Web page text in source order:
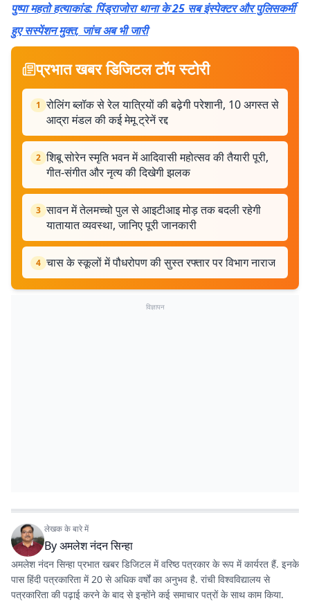
पुष्पा महतो हत्याकांड: पिंड्राजोरा थाना के 25 सब इंस्पेक्टर और पुलिसकर्मी
हुए सस्पेंशन मुक्त, जांच अब भी जारी
प्रभात खबर डिजिटल टॉप स्टोरी
1 रोलिंग ब्लॉक से रेल यात्रियों की बढ़ेगी परेशानी, 10 अगस्त से
आद्रा मंडल की कई मेमू ट्रेनें रद्द
2 शिबू सोरेन स्मृति भवन में आदिवासी महोत्सव की तैयारी पूरी,
गीत-संगीत और नृत्य की दिखेगी झलक
3 सावन में तेलमच्चो पुल से आइटीआइ मोड़ तक बदली रहेगी
यातायात व्यवस्था, जानिए पूरी जानकारी
4 चास के स्कूलों में पौधरोपण की सुस्त रफ्तार पर विभाग नाराज
विज्ञापन
लेखक के बारे में
Byअमलेश नंदन सिन्हा
अमलेश नंदन सिन्हा प्रभात खबर डिजिटल में वरिष्ठ पत्रकार के रूप में कार्यरत हैं. इनके
पास हिंदी पत्रकारिता में 20 से अधिक वर्षों का अनुभव है. रांची विश्वविद्यालय से
पत्रकारिता की पढ़ाई करने के बाद से इन्होंने कई समाचार पत्रों के साथ काम किया.